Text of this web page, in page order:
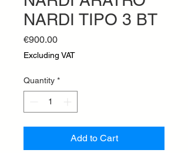
NARDI TIPO 3 BT
€900.00Price
Excluding VAT
Quantity *
Add to Cart